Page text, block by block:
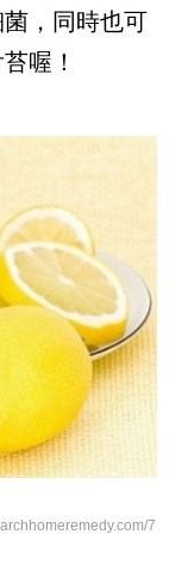
，同時也可
喔！
7